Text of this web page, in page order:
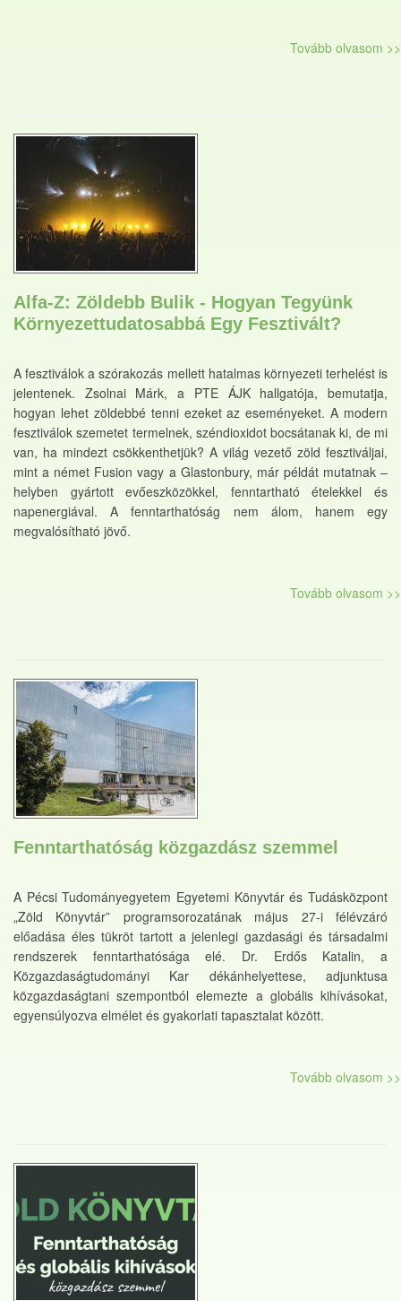
Tovább olvasom >>
Alfa-Z: Zöldebb Bulik - Hogyan Tegyünk
Környezettudatosabbá Egy Fesztivált?
A fesztiválok a szórakozás mellett hatalmas környezeti terhelést is
jelentenek. Zsolnai Márk, a PTE ÁJK hallgatója, bemutatja,
hogyan lehet zöldebbé tenni ezeket az eseményeket. A modern
fesztiválok szemetet termelnek, széndioxidot bocsátanak ki, de mi
van, ha mindezt csökkenthetjük? A világ vezető zöld fesztiváljai,
mint a német Fusion vagy a Glastonbury, már példát mutatnak –
helyben gyártott evőeszközökkel, fenntartható ételekkel és
napenergiával. A fenntarthatóság nem álom, hanem egy
megvalósítható jövő.
Tovább olvasom >>
Fenntarthatóság közgazdász szemmel
A Pécsi Tudományegyetem Egyetemi Könyvtár és Tudásközpont
„Zöld Könyvtár” programsorozatának május 27-i félévzáró
előadása éles tükröt tartott a jelenlegi gazdasági és társadalmi
rendszerek fenntarthatósága elé. Dr. Erdős Katalin, a
Közgazdaságtudományi Kar dékánhelyettese, adjunktusa
közgazdaságtani szempontból elemezte a globális kihívásokat,
egyensúlyozva elmélet és gyakorlati tapasztalat között.
Tovább olvasom >>